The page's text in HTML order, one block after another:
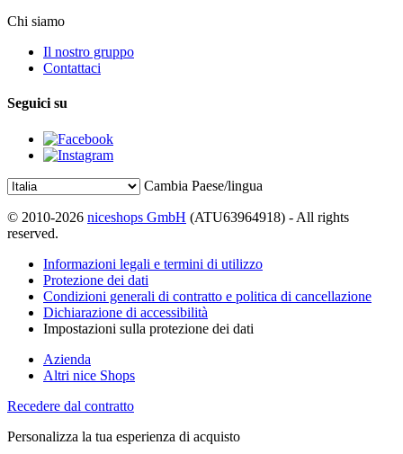
Chi siamo
Il nostro gruppo
Contattaci
Seguici su
Cambia Paese/lingua
© 2010-2026 niceshops GmbH (ATU63964918) - All rights
reserved.
Informazioni legali e termini di utilizzo
Protezione dei dati
Condizioni generali di contratto e politica di cancellazione
Dichiarazione di accessibilità
Impostazioni sulla protezione dei dati
Azienda
Altri nice Shops
Recedere dal contratto
Personalizza la tua esperienza di acquisto